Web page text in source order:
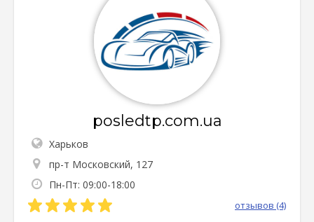
posledtp.com.ua
Харьков
пр-т Московский, 127
Пн-Пт: 09:00-18:00
отзывов (4)